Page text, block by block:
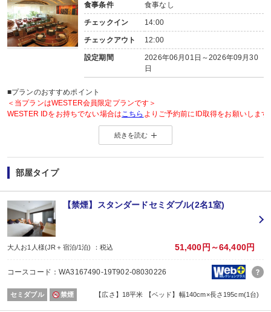
食事条件 食事なし
チェックイン 14:00
チェックアウト 12:00
設定期間
2026年06月01日～2026年09月30
日
■プランのおすすめポイント
＜当プランはWESTER会員限定プランです＞
WESTER IDをお持ちでない場合はこちら よりご予約前にID取得をお願いします
◆WESTER会員様に「もらってうれしい」WESTERポイント2倍◆
＜WESTERポイントについて＞
旅行プラン利用分のWESTERポイント(通常)と同数分のWESTERポイント(期
WESTERポイント(期間・用途限定)は、ご旅行出発月の翌々月初旬の付与(予
WESTERポイントの後付けはできません。
旅行プランをお申し込み後、予約内容変更・人数変更・キャンセルされた場合
おとな・こども共、有料人員の方がポイント対象です。（添寝幼児は対象外）
続きを読む
部屋タイプ
【禁煙】スタンダードセミダブル(2名1室)
大人お1人様(JR＋宿泊/1泊) ：税込 51,400円～64,400円
コースコード：WA3167490-19T902-08030226
セミダブル 禁煙 【広さ】18平米 【ベッド】幅140cm×長さ195cm(1台)